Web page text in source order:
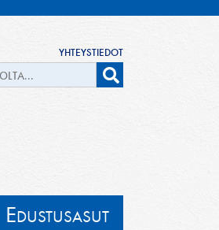
YHTEYSTIEDOT
EDUSTUSASUT